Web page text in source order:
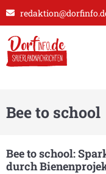
Bee to school
Bee to school:
durch